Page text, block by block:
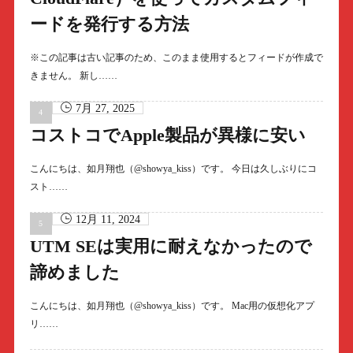
ードを発行する方法
※この記事は古い記事のため、このまま使用するとフィードが作成で
きません。 新し……
7月 27, 2025
コストコでApple製品が異様に安い
こんにちは、如月翔也（@showya_kiss）です。 今日は久しぶりにコ
スト……
12月 11, 2024
UTM SEは実用に耐えなかったので
諦めました
こんにちは、如月翔也（@showya_kiss）です。 Mac用の仮想化アプ
リ……